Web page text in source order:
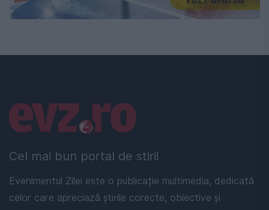
Cel mai bun portal de stiri!
Evenimentul Zilei este o publicație multimedia, dedicată
celor care apreciază știrile corecte, obiective și
Linkuri utile